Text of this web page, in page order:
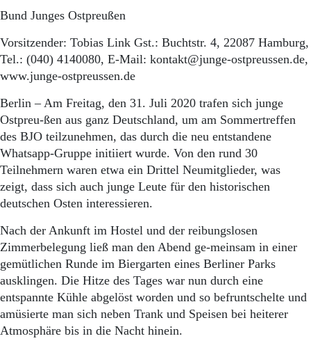
Datenschutz
Bund Junges Ostpreußen
Vorsitzender: Tobias Link Gst.: Buchtstr. 4, 22087 Hamburg,
Tel.: (040) 4140080, E-Mail: kontakt@junge-ostpreussen.de,
www.junge-ostpreu­ssen.de
Berlin – Am Freitag, den 31. Juli 2020 trafen sich junge
Ostpreu-ßen aus ganz Deutschland, um am Sommertreffen
des BJO teilzunehmen, das durch die neu entstandene
Whatsapp-Gruppe initiiert wurde. Von den rund 30
Teilnehmern waren etwa ein Drittel Neumitglieder, was
zeigt, dass sich auch junge Leute für den historischen
deutschen Osten interessieren.
Nach der Ankunft im Hostel und der reibungslosen
Zimmerbelegung ließ man den Abend ge-meinsam in einer
gemütlichen Runde im Biergarten eines Berliner Parks
ausklingen. Die Hitze des Tages war nun durch eine
entspannte Kühle abgelöst worden und so befruntschelte und
amüsierte man sich neben Trank und Speisen bei heiterer
Atmosphäre bis in die Nacht hinein.